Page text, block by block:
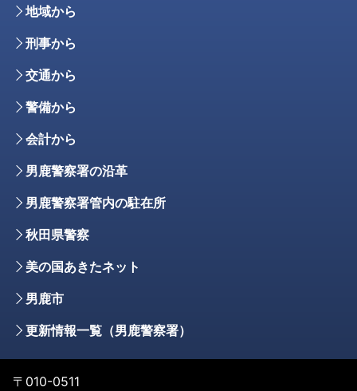
地域から
刑事から
交通から
警備から
会計から
男鹿警察署の沿革
男鹿警察署管内の駐在所
秋田県警察
美の国あきたネット
男鹿市
更新情報一覧（男鹿警察署）
〒010-0511